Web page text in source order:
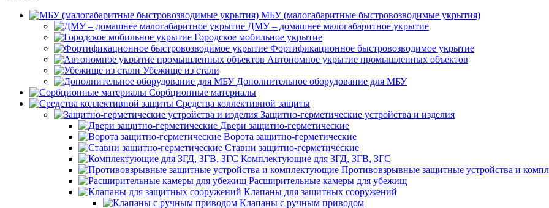
МБУ (малогабаритные быстровозводимые укрытия)
ДМУ – домашнее малогабаритное укрытие
Городское мобильное укрытие
Фортификационное быстровозводимое укрытие
Автономное укрытие промышленных объектов
Убежище из стали
Дополнительное оборудование для МБУ
Сорбционные материалы
Средства коллективной защиты
Защитно-герметические устройства и изделия
Двери защитно-герметические
Ворота защитно-герметические
Ставни защитно-герметические
Комплектующие для ЗГД, ЗГВ, ЗГС
Противовзрывные защитные устройства и
Расширительные камеры для убежищ
Клапаны для защитных сооружений
Клапаны с ручным приводом